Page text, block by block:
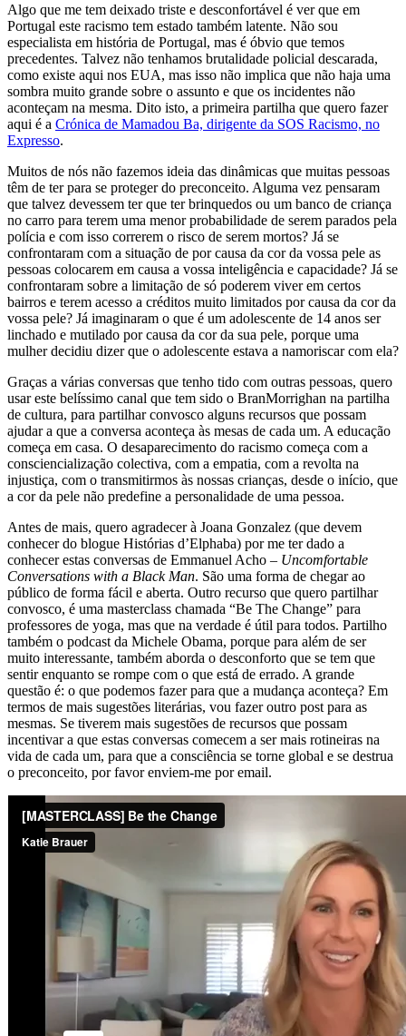
Algo que me tem deixado triste e desconfortável é ver que em
Portugal este racismo tem estado também latente. Não sou
especialista em história de Portugal, mas é óbvio que temos
precedentes. Talvez não tenhamos brutalidade policial descarada,
como existe aqui nos EUA, mas isso não implica que não haja uma
sombra muito grande sobre o assunto e que os incidentes não
aconteçam na mesma. Dito isto, a primeira partilha que quero fazer
aqui é a Crónica de Mamadou Ba, dirigente da SOS Racismo, no
Expresso.
Muitos de nós não fazemos ideia das dinâmicas que muitas pessoas
têm de ter para se proteger do preconceito. Alguma vez pensaram
que talvez devessem ter que ter brinquedos ou um banco de criança
no carro para terem uma menor probabilidade de serem parados pela
polícia e com isso correrem o risco de serem mortos? Já se
confrontaram com a situação de por causa da cor da vossa pele as
pessoas colocarem em causa a vossa inteligência e capacidade? Já se
confrontaram sobre a limitação de só poderem viver em certos
bairros e terem acesso a créditos muito limitados por causa da cor da
vossa pele? Já imaginaram o que é um adolescente de 14 anos ser
linchado e mutilado por causa da cor da sua pele, porque uma
mulher decidiu dizer que o adolescente estava a namoriscar com ela?
Graças a várias conversas que tenho tido com outras pessoas, quero
usar este belíssimo canal que tem sido o BranMorrighan na partilha
de cultura, para partilhar convosco alguns recursos que possam
ajudar a que a conversa aconteça às mesas de cada um. A educação
começa em casa. O desaparecimento do racismo começa com a
consciencialização colectiva, com a empatia, com a revolta na
injustiça, com o transmitirmos às nossas crianças, desde o início, que
a cor da pele não predefine a personalidade de uma pessoa.
Antes de mais, quero agradecer à Joana Gonzalez (que devem
conhecer do blogue Histórias d’Elphaba) por me ter dado a
conhecer estas conversas de Emmanuel Acho – Uncomfortable
Conversations with a Black Man. São uma forma de chegar ao
público de forma fácil e aberta. Outro recurso que quero partilhar
convosco, é uma masterclass chamada “Be The Change” para
professores de yoga, mas que na verdade é útil para todos. Partilho
também o podcast da Michele Obama, porque para além de ser
muito interessante, também aborda o desconforto que se tem que
sentir enquanto se rompe com o que está de errado. A grande
questão é: o que podemos fazer para que a mudança aconteça? Em
termos de mais sugestões literárias, vou fazer outro post para as
mesmas. Se tiverem mais sugestões de recursos que possam
incentivar a que estas conversas comecem a ser mais rotineiras na
vida de cada um, para que a consciência se torne global e se destrua
o preconceito, por favor enviem-me por email.